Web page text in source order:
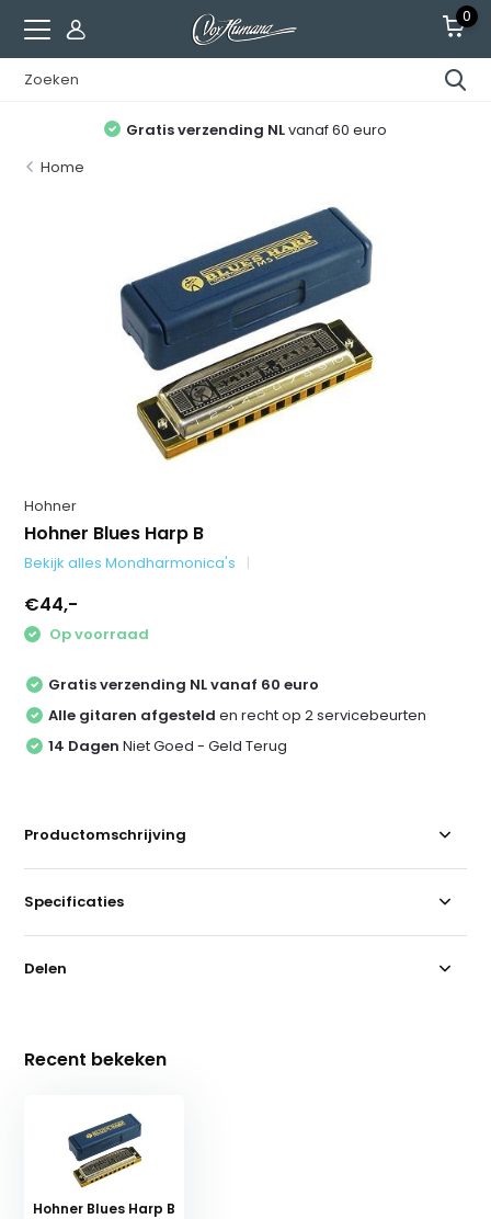
0
Gratis verzending NLvanaf 60 euro
Home
Hohner
Hohner Blues Harp B
Bekijk alles Mondharmonica's
€44,-
Op voorraad
Gratis verzending NL vanaf 60 euro
Alle gitaren afgesteld en recht op 2 servicebeurten
14 Dagen Niet Goed - Geld Terug
Productomschrijving
Specificaties
Delen
Recent bekeken
Hohner Blues Harp B